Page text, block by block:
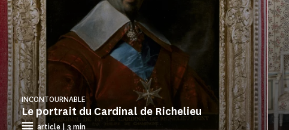
Le portrait du Cardinal de Richelieu
INCONTOURNABLE
article | 3 min